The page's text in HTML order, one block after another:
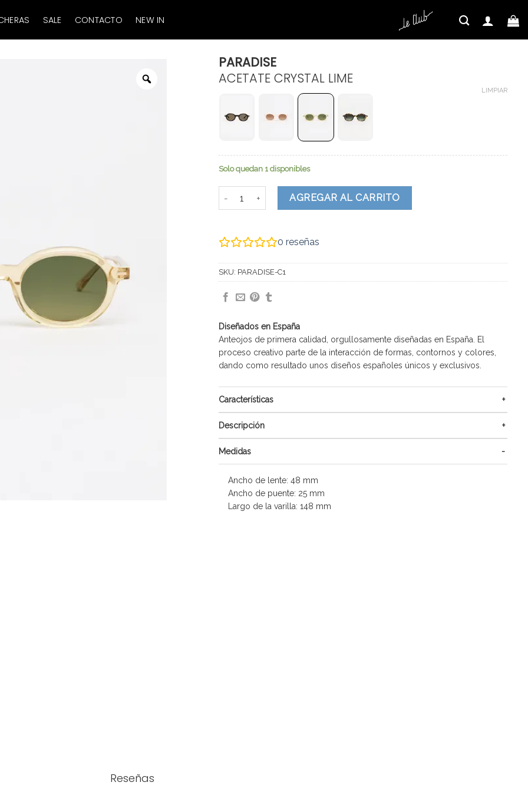
SALE CONTACTO NEW IN
PARADISE
ACETATE CRYSTAL LIME
LIMPIAR
Solo quedan 1 disponibles
AGREGAR AL CARRITO
0 reseñas
SKU: PARADISE-C1
Diseñados en España
Anteojos de primera calidad, orgullosamente diseñadas en España. El
proceso creativo parte de la interacción de formas, contornos y colores,
dando como resultado unos diseños españoles únicos y exclusivos.
Características
Descripción
Medidas
Ancho de lente: 48 mm
Ancho de puente: 25 mm
Largo de la varilla: 148 mm
Reseñas